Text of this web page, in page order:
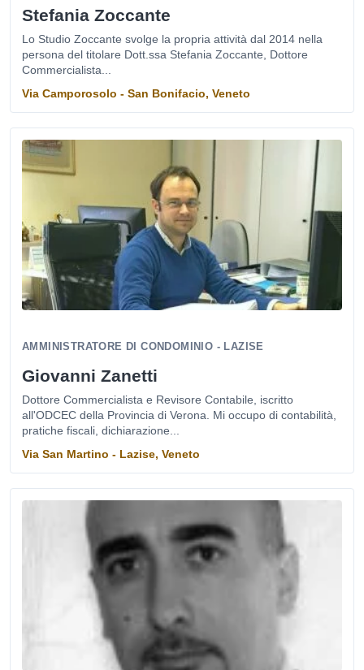
Stefania Zoccante
Lo Studio Zoccante svolge la propria attività dal 2014 nella
persona del titolare Dott.ssa Stefania Zoccante, Dottore
Commercialista...
Via Camporosolo - San Bonifacio, Veneto
AMMINISTRATORE DI CONDOMINIO - LAZISE
Giovanni Zanetti
Dottore Commercialista e Revisore Contabile, iscritto
all'ODCEC della Provincia di Verona. Mi occupo di contabilità,
pratiche fiscali, dichiarazione...
Via San Martino - Lazise, Veneto